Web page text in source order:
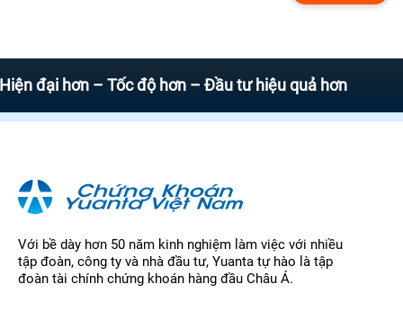
– Tốc độ hơn – Đầu tư hiệu quả hơn
Với bề dày hơn 50 năm kinh nghiệm làm việc với nhiều
tập đoàn, công ty và nhà đầu tư, Yuanta tự hào là tập
đoàn tài chính chứng khoán hàng đầu Châu Á.